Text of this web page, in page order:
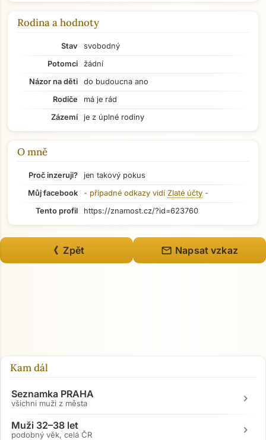
Přejít na hlavní obsah
Rodina a hodnoty
Stav
svobodný
Potomci
žádní
Názor na děti
do budoucna ano
Rodiče
má je rád
Zázemí
je z úplné rodiny
O mně
Proč inzeruji?
jen takový pokus
Můj facebook
- případné odkazy vidí Zlaté účty -
Tento profil
https://znamost.cz/?id=623760
《 Zpět mail Napsat vzkaz
Kam dál
Seznamka PRAHA
všichni muži z města chevron_right
Muži 32–38 let
podobný věk, celá ČR chevron_right